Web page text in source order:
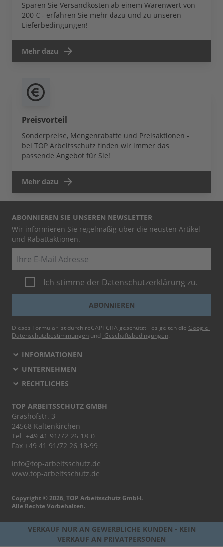
Sparen Sie Versandkosten ab einem Warenwert von
200 € - erfahren Sie mehr dazu und zu unseren
Lieferbedingungen!
Mehr dazu
Preisvorteil
Sonderpreise, Mengenrabatte und Preisaktionen -
bei TOP Arbeitsschutz finden wir immer das
passende Angebot für Sie!
Mehr dazu
ABONNIEREN SIE UNSEREN NEWSLETTER
Wir informieren Sie regelmäßig über die neusten Artikel
und Rabattaktionen.
Ich stimme der Datenschutzerklärung zu.
ABONNIEREN
Dieses Formular ist durch reCAPTCHA geschützt - es gelten die Google-
Datenschutzbestimmungen und -Geschäftsbedingungen.
INFORMATIONEN
UNTERNEHMEN
RECHTLICHES
TOP ARBEITSSCHUTZ GMBH
Grashofstr. 3
24568 Kaltenkirchen
Tel. +49 41 91/72 26 18-0
Fax +49 41 91/72 26 18-99
info@top-arbeitsschutz.de
www.top-arbeitsschutz.de
Copyright © 2026, TOP Arbeitsschutz GmbH.
Alle Rechte Vorbehalten.
VERKAUF NUR AN GEWERBLICHE KUNDEN - KEIN
VERKAUF AN PRIVATPERSONEN